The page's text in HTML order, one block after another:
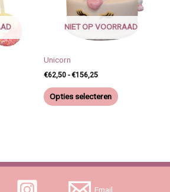
NIET OP VOORRAAD
Unicorn
€62,50 - €156,25
Opties selecteren
meerdere
variaties.
Deze
op
Email